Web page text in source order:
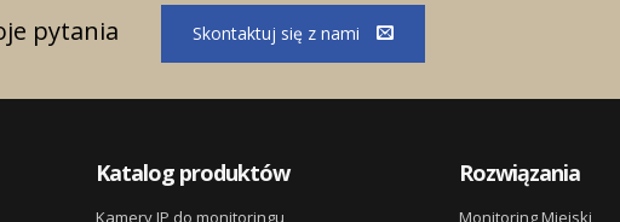
pytania Skontaktuj się z nami
Katalog produktów
Kamery IP do monitoringu
Rozwiązania
Monitoring Miejski